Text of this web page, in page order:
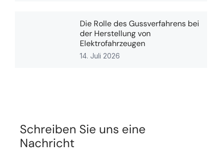
Die Rolle des Gussverfahrens bei
der Herstellung von
Elektrofahrzeugen
14. Juli 2026
Schreiben Sie uns eine
Nachricht